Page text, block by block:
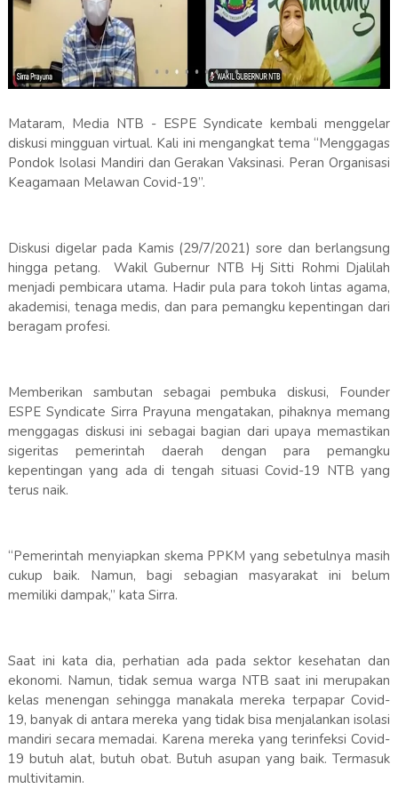
Mataram, Media NTB - ESPE Syndicate kembali menggelar
diskusi mingguan virtual. Kali ini mengangkat tema “Menggagas
Pondok Isolasi Mandiri dan Gerakan Vaksinasi. Peran Organisasi
Keagamaan Melawan Covid-19”.
Diskusi digelar pada Kamis (29/7/2021) sore dan berlangsung
hingga petang. Wakil Gubernur NTB Hj Sitti Rohmi Djalilah
menjadi pembicara utama. Hadir pula para tokoh lintas agama,
akademisi, tenaga medis, dan para pemangku kepentingan dari
beragam profesi.
Memberikan sambutan sebagai pembuka diskusi, Founder
ESPE Syndicate Sirra Prayuna mengatakan, pihaknya memang
menggagas diskusi ini sebagai bagian dari upaya memastikan
sigeritas pemerintah daerah dengan para pemangku
kepentingan yang ada di tengah situasi Covid-19 NTB yang
terus naik.
“Pemerintah menyiapkan skema PPKM yang sebetulnya masih
cukup baik. Namun, bagi sebagian masyarakat ini belum
memiliki dampak,” kata Sirra.
Saat ini kata dia, perhatian ada pada sektor kesehatan dan
ekonomi. Namun, tidak semua warga NTB saat ini merupakan
kelas menengan sehingga manakala mereka terpapar Covid-
19, banyak di antara mereka yang tidak bisa menjalankan isolasi
mandiri secara memadai. Karena mereka yang terinfeksi Covid-
19 butuh alat, butuh obat. Butuh asupan yang baik. Termasuk
multivitamin.